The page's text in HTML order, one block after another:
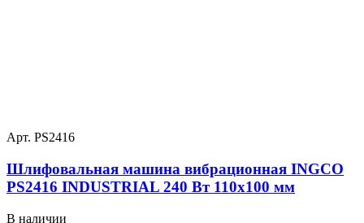
Арт. PS2416
Шлифовальная машина вибрационная INGCO
PS2416 INDUSTRIAL 240 Вт 110х100 мм
В наличии